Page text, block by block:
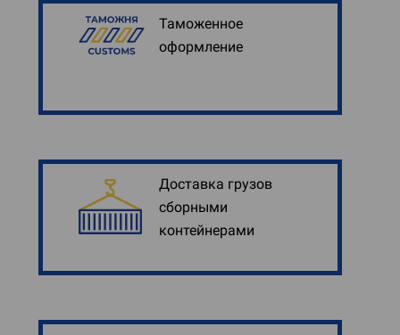
Таможенное
оформление
Доставка грузов
сборными
контейнерами